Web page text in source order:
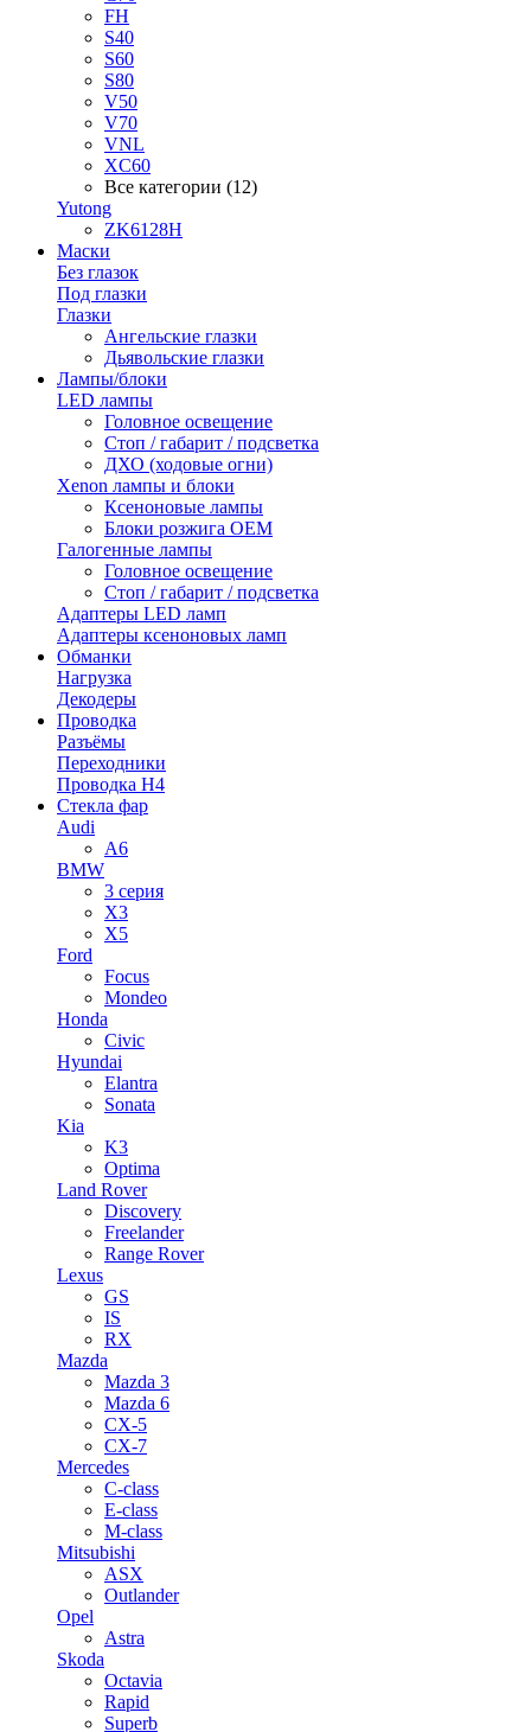
FH
S40
S60
S80
V50
V70
VNL
XC60
Все категории (12)
Yutong
ZK6128H
Маски
Без глазок
Под глазки
Глазки
Ангельские глазки
Дьявольские глазки
Лампы/блоки
LED лампы
Головное освещение
Стоп / габарит / подсветка
ДХО (ходовые огни)
Xenon лампы и блоки
Ксеноновые лампы
Блоки розжига OEM
Галогенные лампы
Головное освещение
Стоп / габарит / подсветка
Адаптеры LED ламп
Адаптеры ксеноновых ламп
Обманки
Нагрузка
Декодеры
Проводка
Разъёмы
Переходники
Проводка H4
Стекла фар
Audi
A6
BMW
3 серия
X3
X5
Ford
Focus
Mondeo
Honda
Civic
Hyundai
Elantra
Sonata
Kia
K3
Optima
Land Rover
Discovery
Freelander
Range Rover
Lexus
GS
IS
RX
Mazda
Mazda 3
Mazda 6
CX-5
CX-7
Mercedes
C-class
E-class
M-class
Mitsubishi
ASX
Outlander
Opel
Astra
Skoda
Octavia
Rapid
Superb